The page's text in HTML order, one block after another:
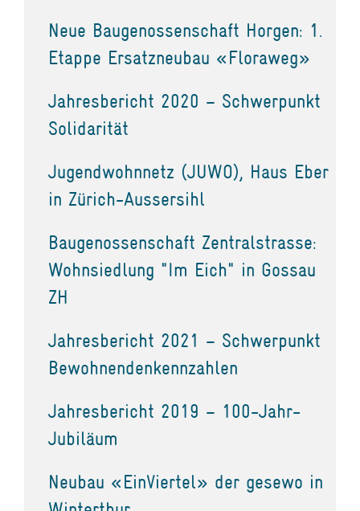
Neue Baugenossenschaft Horgen: 1.
Etappe Ersatzneubau «Floraweg»
Jahresbericht 2020 – Schwerpunkt
Solidarität
Jugendwohnnetz (JUWO), Haus Eber
in Zürich-Aussersihl
Baugenossenschaft Zentralstrasse:
Wohnsiedlung "Im Eich" in Gossau
ZH
Jahresbericht 2021 – Schwerpunkt
Bewohnendenkennzahlen
Jahresbericht 2019 – 100-Jahr-
Jubiläum
Neubau «EinViertel» der gesewo in